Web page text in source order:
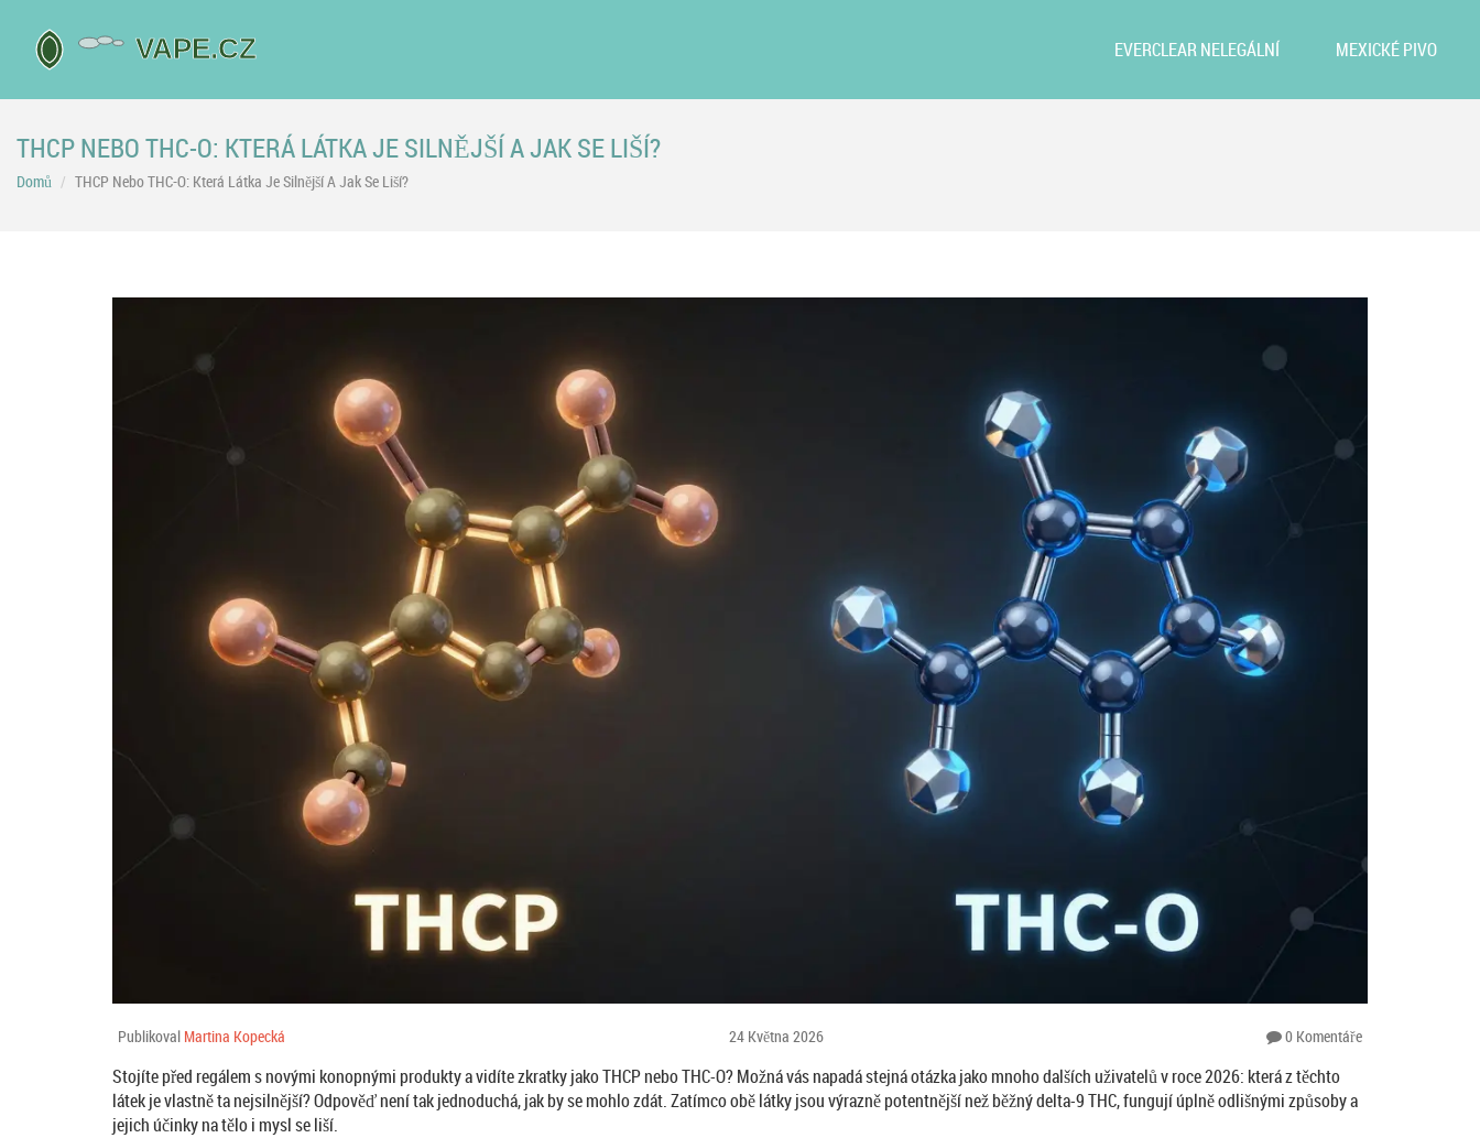
EVERCLEAR NELEGÁLNÍ MEXICKÉ PIVO
THCP NEBO THC-O: KTERÁ LÁTKA JE SILNĚJŠÍ A JAK SE LIŠÍ?
Domů THCP Nebo THC-O: Která Látka Je Silnější A Jak Se Liší?
Publikoval Martina Kopecká 24 Května 2026 0 Komentáře
Stojíte před regálem s novými konopnými produkty a vidíte zkratky jako THCP nebo THC-O? Možná vás napadá stejná otázka jako mnoho dalších uživatelů v roce 2026: která z těchto
látek je vlastně ta nejsilnější? Odpověď není tak jednoduchá, jak by se mohlo zdát. Zatímco obě látky jsou výrazně potentnější než běžný delta-9 THC, fungují úplně odlišnými způsoby a
jejich účinky na tělo i mysl se liší.